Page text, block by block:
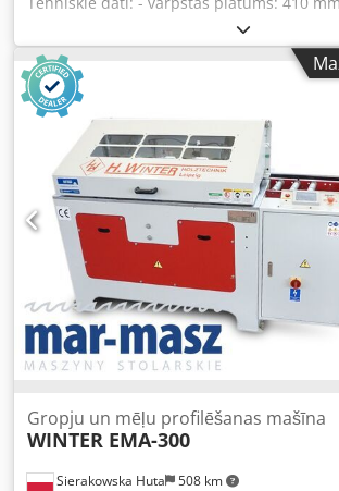
vārpsta (TERSA) - trokšņu slāpēšanas
aizsargs - galdu garums: 2610 mm -
1435 mm - čuguna galdi - abi galdi
čuguna regulējama leņķa lineāla - bremze -
pieslēguma diametrs: 115 mm - motors: 4
garums/platums/augstums:
578 kg PRIEKŠROCĪBAS – ražots Itālijā – 4
bremze – trokšņu slāpēšanas ķemme –
galds – nav pārkrāsots – lietota
stāvoklī, oriģinālā DTR dokumentācija
PLN Neto cena: 5 200 EUR (atkarībā no
(Cenas var mainīties pie lielākām kursa
Dodpezr Itgsfx Abpock
Sierakowska Huta 508 km
Gropju un mēļu profilēšanas mašīna
WINTER EMA-300